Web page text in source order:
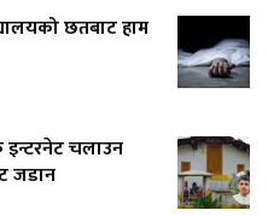
छतबाट हाम
इन्टरनेट चलाउन
जडान